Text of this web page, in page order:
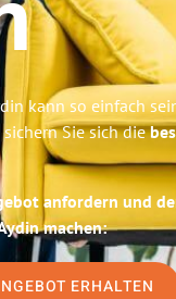
kann so einfach
Sie sich die
anfordern und
machen:
ERHALTEN